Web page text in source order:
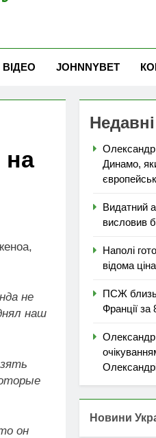
ВІДЕО JOHNNYBET
на
не
наш
он
Олександр
Динамо,
Видатний
висловив
Наполі
відома
ПСЖ
Франції
Олександр
Новини